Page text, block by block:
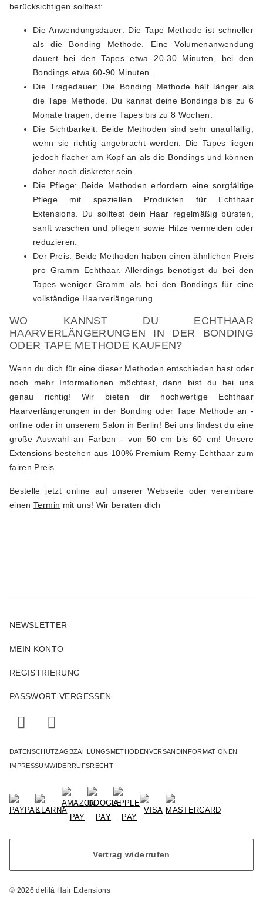
berücksichtigen solltest:
Die Anwendungsdauer: Die Tape Methode ist schneller
als die Bonding Methode. Eine Volumenanwendung
dauert bei den Tapes etwa 20-30 Minuten, bei den
Bondings etwa 60-90 Minuten.
Die Tragedauer: Die Bonding Methode hält länger als
die Tape Methode. Du kannst deine Bondings bis zu 6
Monate tragen, deine Tapes bis zu 8 Wochen.
Die Sichtbarkeit: Beide Methoden sind sehr unauffällig,
wenn sie richtig angebracht werden. Die Tapes liegen
jedoch flacher am Kopf an als die Bondings und können
daher noch diskreter sein.
Die Pflege: Beide Methoden erfordern eine sorgfältige
Pflege mit speziellen Produkten für Echthaar
Extensions. Du solltest dein Haar regelmäßig bürsten,
sanft waschen und pflegen sowie Hitze vermeiden oder
reduzieren.
Der Preis: Beide Methoden haben einen ähnlichen Preis
pro Gramm Echthaar. Allerdings benötigst du bei den
Tapes weniger Gramm als bei den Bondings für eine
vollständige Haarverlängerung.
WO KANNST DU ECHTHAAR
HAARVERLÄNGERUNGEN IN DER BONDING
ODER TAPE METHODE KAUFEN?
Wenn du dich für eine dieser Methoden entschieden hast oder
noch mehr Informationen möchtest, dann bist du bei uns
genau richtig! Wir bieten dir hochwertige Echthaar
Haarverlängerungen in der Bonding oder Tape Methode an -
online oder in unserem Salon in Berlin! Bei uns findest du eine
große Auswahl an Farben - von 50 cm bis 60 cm! Unsere
Extensions bestehen aus 100% Premium Remy-Echthaar zum
fairen Preis.
Bestelle jetzt online auf unserer Webseite oder vereinbare
einenTermin mit uns! Wir beraten dich
PASSWORT VERGESSEN
REGISTRIERUNG
MEIN KONTO
NEWSLETTER
DATENSCHUTZAGBZAHLUNGSMETHODENVERSANDINFORMATIONEN
IMPRESSUMWIDERRUFSRECHT
Vertrag widerrufen
© 2026 delilà Hair Extensions